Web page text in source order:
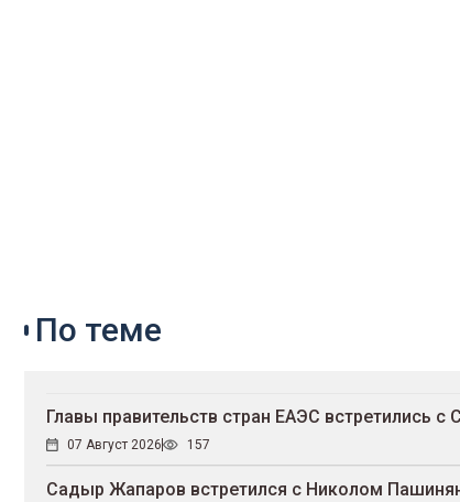
По теме
Главы правительств стран ЕАЭС встретились
07 Август 2026 157
Садыр Жапаров встретился с Николом